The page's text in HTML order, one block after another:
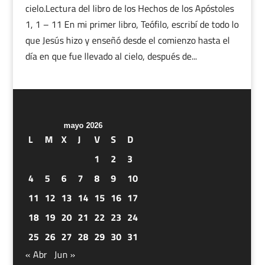
cielo.Lectura del libro de los Hechos de los Apóstoles
1, 1 – 11 En mi primer libro, Teófilo, escribí de todo lo
que Jesús hizo y enseñó desde el comienzo hasta el
día en que fue llevado al cielo, después de...
mayo 2026
L M X J V S
D
1
2
3
4
5 6 7 8 9
10
11 12 13 14 15 16 17
18 19 20 21 22 23 24
25 26 27 28 29 30 31
« Abr Jun »